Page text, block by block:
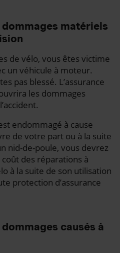
dommages matériels
de vélo, vous êtes victime
un véhicule à moteur.
pas blessé. L’assurance
les dommages
endommagé à cause
de votre part ou à la suite
nid-de-poule, vous devrez
des réparations à
à la suite de son utilisation
protection d’assurance
dommages causés à